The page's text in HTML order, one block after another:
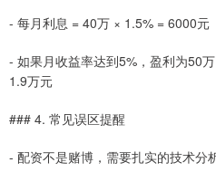
- 每月利息 = 40万 × 1.5% = 6000元
- 如果月收益率达到5%，盈利为50
1.9万元
### 4. 常见误区提醒
- 配资不是赌博，需要扎实的技术分